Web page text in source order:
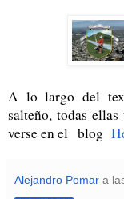
A lo largo del
salteño, todas
verse en el blog
Alejandro Pomar a